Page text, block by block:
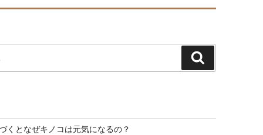
索
くとなぜキノコは元気になるの？